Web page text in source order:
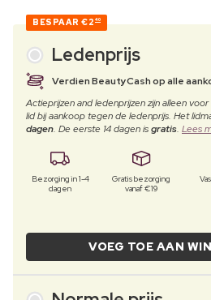
BESPAAR €2 40
Ledenprijs
Verdien BeautyCash op alle
Actieprijzen and ledenprijzen zijn alleen
lid bij aankoop tegen de ledenprijs. Het
dagen. De eerste 14 dagen isgratis. Lees
Bezorging in 1-4
dagen
Gratis bezorging
vanaf €19
VOEG TOE AAN